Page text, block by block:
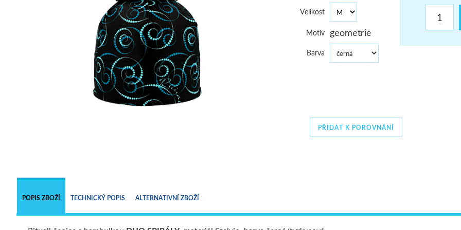
Velikost
Motiv geometrie
Barva
PŘIDAT K POROVNÁNÍ
POPIS ZBOŽÍ TECHNICKÝ POPIS ALTERNATIVNÍ ZBOŽÍ